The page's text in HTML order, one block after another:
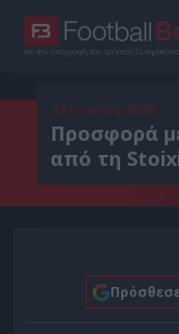
Με την υπογραφή του Χρήστου
22 Ιουνίου 2026
Προσφορά
από τη